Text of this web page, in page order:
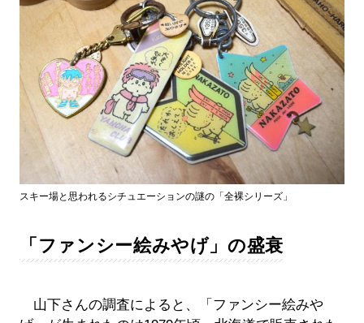
スキー場と思われるシチュエーションの謎の「全裸シリーズ」
「ファンシー絵みやげ」の盛衰
山下さんの調査によると、「ファンシー絵みや